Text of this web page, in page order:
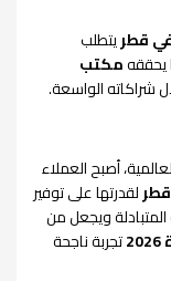
قطريتطلب
يحققهمكتب
شراكاته الواسعة.
أصبح العملاء
لقدرتها على توفير
ويجعل من
تجربة ناجحة